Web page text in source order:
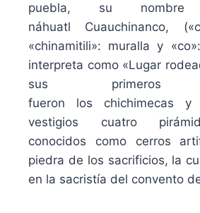
puebla, su
náhuatl Cuauchinanco,
«chinamitili»: muralla y
interpreta como «Lugar
sus primeros
fueron los chichimecas y
vestigios cuatro
conocidos como cerros
piedra de los sacrificios, la
en la sacristía del convento